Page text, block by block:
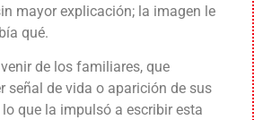
mayor explicación; la imagen le
qué.
de los familiares, que
señal de vida o aparición de sus
que la impulsó a escribir esta